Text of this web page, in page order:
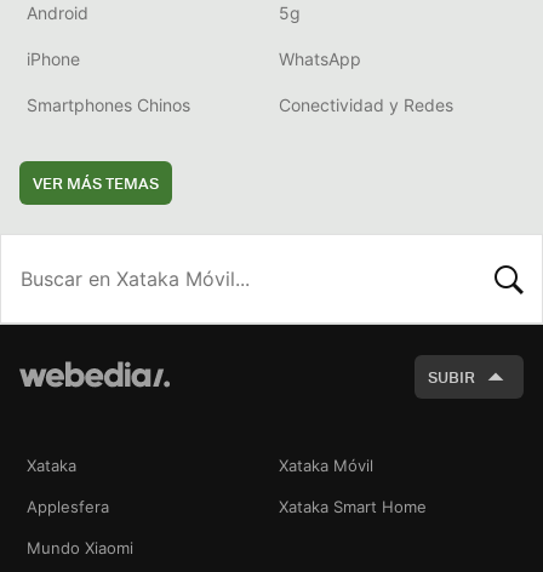
Android 5g
iPhone WhatsApp
Smartphones Chinos Conectividad y Redes
VER MÁS TEMAS
SUBIR
Xataka Xataka Móvil
Applesfera Xataka Smart Home
Mundo Xiaomi